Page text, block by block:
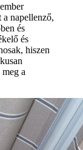
napellenző,
és
és
hiszen
a